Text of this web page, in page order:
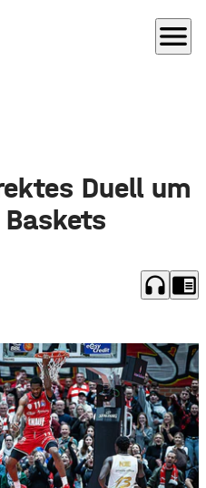
menu
Duell um
headphones chrome_reader_mode